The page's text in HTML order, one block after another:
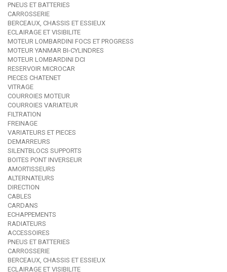
PNEUS ET BATTERIES
CARROSSERIE
BERCEAUX, CHASSIS ET ESSIEUX
ECLAIRAGE ET VISIBILITE
MOTEUR LOMBARDINI FOCS ET PROGRESS
MOTEUR YANMAR BI-CYLINDRES
MOTEUR LOMBARDINI DCI
RESERVOIR MICROCAR
PIECES CHATENET
VITRAGE
COURROIES MOTEUR
COURROIES VARIATEUR
FILTRATION
FREINAGE
VARIATEURS ET PIECES
DEMARREURS
SILENTBLOCS SUPPORTS
BOITES PONT INVERSEUR
AMORTISSEURS
ALTERNATEURS
DIRECTION
CABLES
CARDANS
ECHAPPEMENTS
RADIATEURS
ACCESSOIRES
PNEUS ET BATTERIES
CARROSSERIE
BERCEAUX, CHASSIS ET ESSIEUX
ECLAIRAGE ET VISIBILITE